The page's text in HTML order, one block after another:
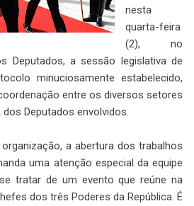
nesta
quarta-feira
(2), no
Deputados, a sessão legislativa de
minuciosamente estabelecido,
entre os diversos setores
Deputados envolvidos.
a abertura dos trabalhos
uma atenção especial da equipe
tratar de um evento que reúne na
dos três Poderes da República. É